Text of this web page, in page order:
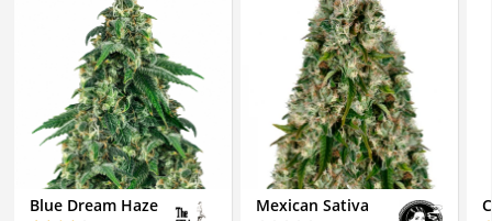
Blue Dream Haze Mexican Sativa